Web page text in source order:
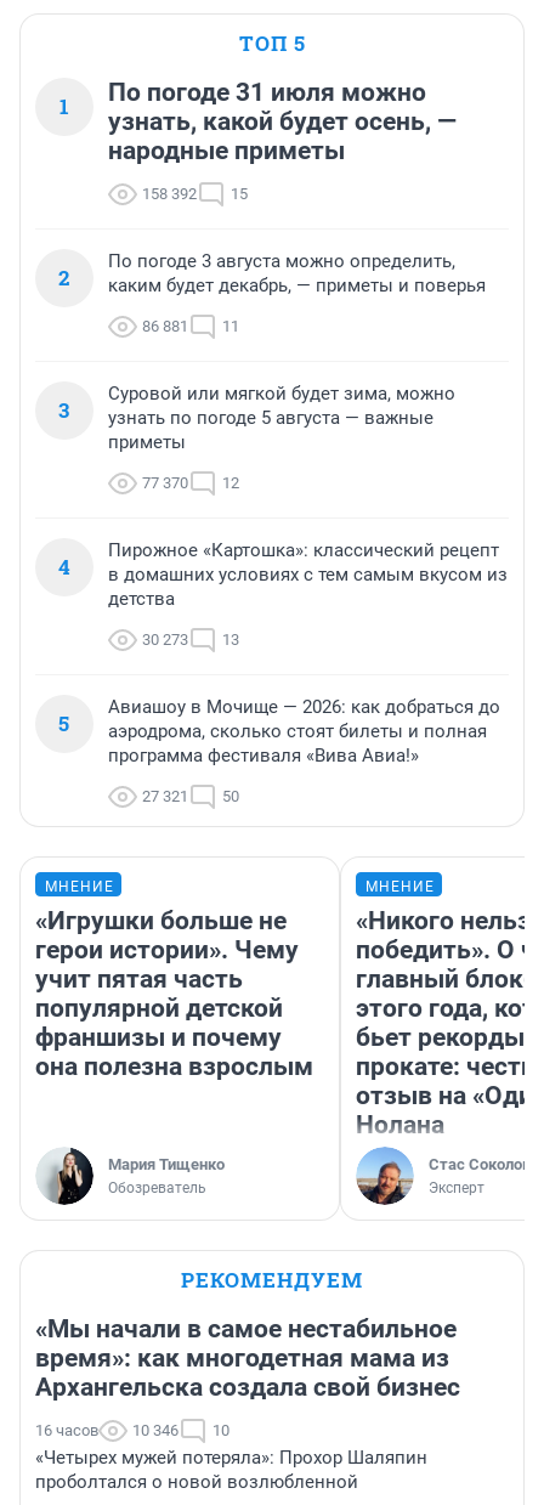
ТОП 5
1
По погоде 31 июля можно
узнать, какой будет осень, —
народные приметы
158 392 15
2
По погоде 3 августа можно определить,
каким будет декабрь, — приметы и поверья
86 881 11
3
Суровой или мягкой будет зима, можно
узнать по погоде 5 августа — важные
приметы
77 370 12
4
Пирожное «Картошка»: классический рецепт
в домашних условиях с тем самым вкусом из
детства
30 273 13
5
Авиашоу в Мочище — 2026: как добраться до
аэродрома, сколько стоят билеты и полная
программа фестиваля «Вива Авиа!»
27 321 50
МНЕНИЕ
«Игрушки больше не
герои истории». Чему
учит пятая часть
популярной детской
франшизы и почему
она полезна взрослым
Мария Тищенко
Обозреватель
МНЕНИЕ
«Никого нельзя
победить». О
главный
этого года,
бьет рекорды в
прокате:
отзыв на
Нолана
Стас Соколов
Эксперт
РЕКОМЕНДУЕМ
«Мы начали в самое нестабильное
время»: как многодетная мама из
Архангельска создала свой бизнес
16 часов 10 346 10
«Четырех мужей потеряла»: Прохор Шаляпин
проболтался о новой возлюбленной